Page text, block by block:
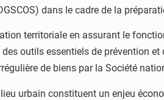
dans le cadre de la
territoriale en assurant le
outils essentiels de prévention
de biens par la Société
urbain constituent un enjeu